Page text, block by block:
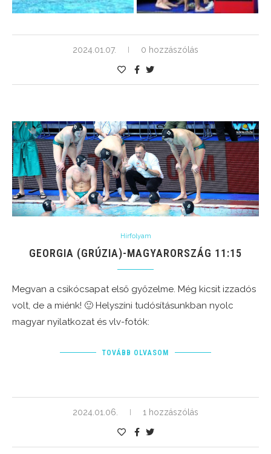
2024.01.07. 0 hozzászólás
Hírfolyam
GEORGIA (GRÚZIA)-MAGYARORSZÁG 11:15
Megvan a csikócsapat első győzelme. Még kicsit izzadós
volt, de a miénk! 🙂 Helyszíni tudósításunkban nyolc
magyar nyilatkozat és vlv-fotók:
TOVÁBB OLVASOM
2024.01.06. 1 hozzászólás